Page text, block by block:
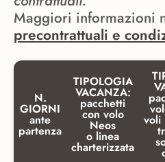
Maggiori informazioni
precontrattuali e
N.
GIORNI
ante
partenza
TIPOLOGIA
VACANZA:
pacchetti
con volo
Neos
o linea
charterizzata
voli